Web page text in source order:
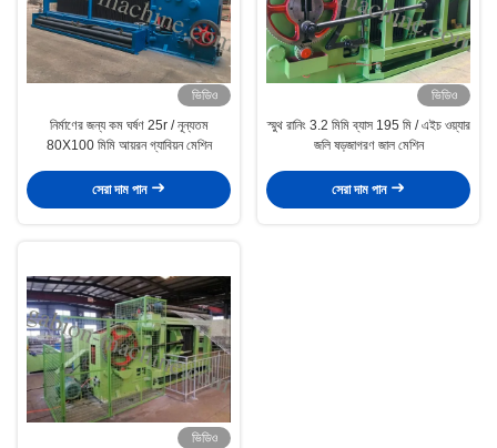
ভিডিও
নির্মাণের জন্য কম ঘর্ষণ 25r / নূন্যতম
80X100 মিমি আয়রন গ্যাবিয়ন মেশিন
সেরা দাম পান
ভিডিও
স্মুথ রানিং 3.2 মিমি ব্যাস 195 মি / এইচ ওয়্যার
জলি ষড়জাগরণ জাল মেশিন
সেরা দাম পান
ভিডিও